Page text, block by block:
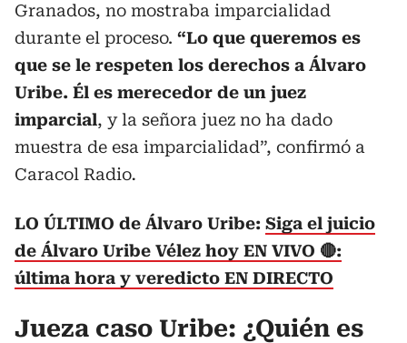
Granados, no mostraba imparcialidad
durante el proceso. “Lo que queremos es
que se le respeten los derechos a Álvaro
Uribe. Él es merecedor de un juez
imparcial, y la señora juez no ha dado
muestra de esa imparcialidad”, confirmó a
Caracol Radio.
LO ÚLTIMO de Álvaro Uribe: Siga el juicio
de Álvaro Uribe Vélez hoy EN VIVO 🔴:
última hora y veredicto EN DIRECTO
Jueza caso Uribe: ¿Quién es